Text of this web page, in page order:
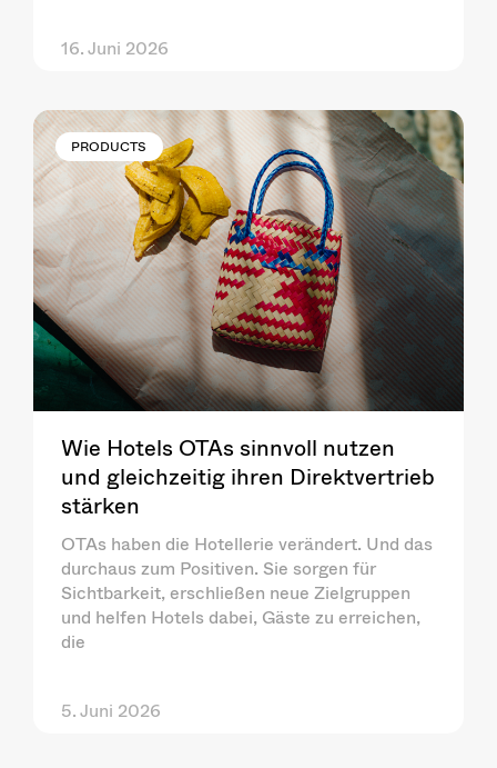
16. Juni 2026
PRODUCTS
Wie Hotels OTAs sinnvoll nutzen
und gleichzeitig ihren Direktvertrieb
stärken
OTAs haben die Hotellerie verändert. Und das
durchaus zum Positiven. Sie sorgen für
Sichtbarkeit, erschließen neue Zielgruppen
und helfen Hotels dabei, Gäste zu erreichen,
die
5. Juni 2026